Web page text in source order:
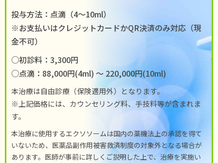
投与方法：点滴（4〜10ml）
※お支払いはクレジットカードかQR決済のみ対応（現
金不可）
○初診料：3,300円
○点滴：88,000円(4ml) 〜 220,000円(10ml)
本治療は自由診療（保険適用外）となります。
※上記価格には、カウンセリング料、手技料等が含まれま
す。
本治療に使用するエクソソームは国内の薬機法上の承認を得て
いないため、医薬品副作用被害救済制度の対象外となる場合が
あります。医師が事前に詳しくご説明した上で、治療を実施い